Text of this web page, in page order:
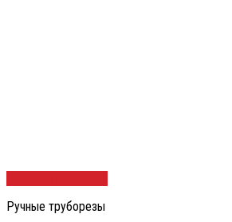
Ручные труборезы